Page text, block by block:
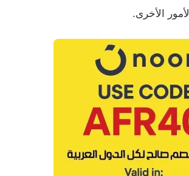
الأخرى.